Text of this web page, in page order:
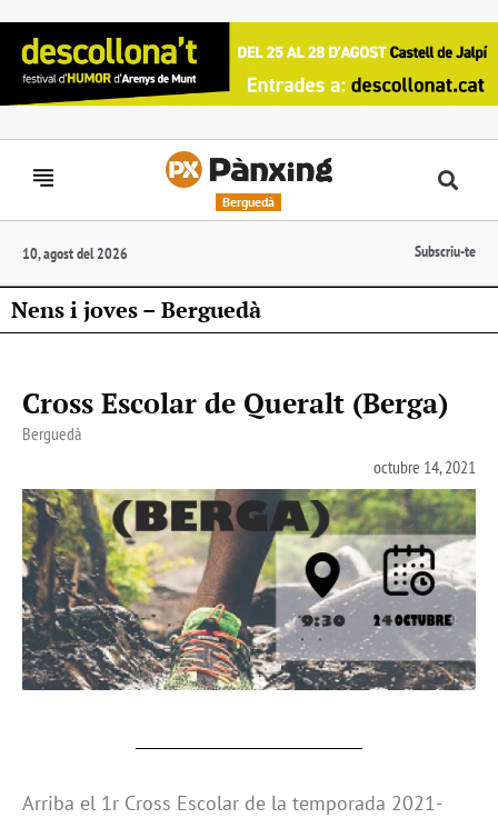
Berguedà
10, agost del 2026 Subscriu-te
Nens i joves – Berguedà
Cross Escolar de Queralt (Berga)
Berguedà
octubre 14, 2021
Arriba el 1r Cross Escolar de la temporada 2021-